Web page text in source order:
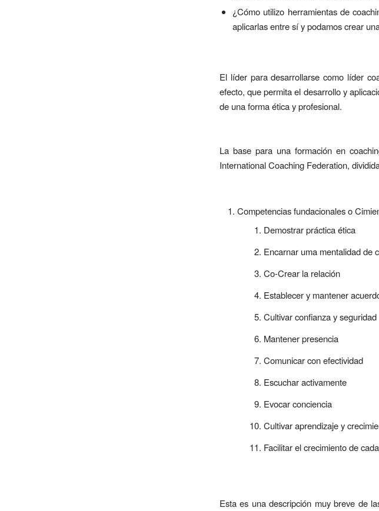
¿Cómo utilizo herramientas de
aplicarlas entre sí y podamos crear
El líder para desarrollarse como líder
efecto, que permita el desarrollo y
de una forma ética y profesional.
La base para una formación en
International Coaching Federation,
Competencias fundacionales o
Demostrar práctica ética
Encarnar uma mentalidad de
Co-Crear la relación
Establecer y mantener
Cultivar confianza y seguridad
Mantener presencia
Comunicar con efectividad
Escuchar activamente
Evocar conciencia
Cultivar aprendizaje y
Facilitar el crecimiento de
Esta es una descripción muy breve de